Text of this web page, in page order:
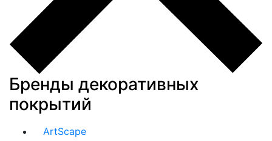
Бренды декоративных
покрытий
ArtScape